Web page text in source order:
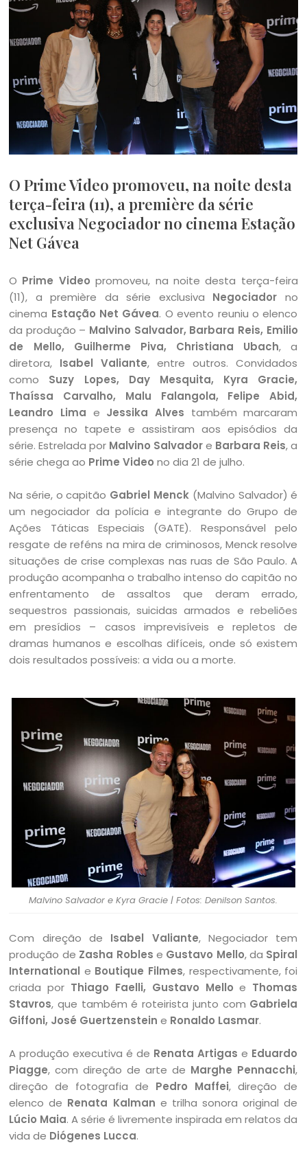
O Prime Video promoveu, na noite desta
terça-feira (11), a première da série
exclusiva Negociador no cinema Estação
Net Gávea
O Prime Video promoveu, na noite desta terça-feira
(11), a première da série exclusiva Negociador no
cinema Estação Net Gávea. O evento reuniu o elenco
da produção – Malvino Salvador, Barbara Reis, Emilio
de Mello, Guilherme Piva, Christiana Ubach, a
diretora, Isabel Valiante, entre outros. Convidados
como Suzy Lopes, Day Mesquita, Kyra Gracie,
Thaíssa Carvalho, Malu Falangola, Felipe Abid,
Leandro Lima e Jessika Alves também marcaram
presença no tapete e assistiram aos episódios da
série. Estrelada por Malvino Salvadore Barbara Reis, a
série chega ao Prime Video no dia 21 de julho.
Na série, o capitão Gabriel Menck (Malvino Salvador) é
um negociador da polícia e integrante do Grupo de
Ações Táticas Especiais (GATE). Responsável pelo
resgate de reféns na mira de criminosos, Menck resolve
situações de crise complexas nas ruas de São Paulo. A
produção acompanha o trabalho intenso do capitão no
enfrentamento de assaltos que deram errado,
sequestros passionais, suicidas armados e rebeliões
em presídios – casos imprevisíveis e repletos de
dramas humanos e escolhas difíceis, onde só existem
dois resultados possíveis: a vida ou a morte.
Malvino Salvador e Kyra Gracie | Fotos: Denilson Santos.
Com direção de Isabel Valiante, Negociador tem
produção de Zasha Robles e Gustavo Mello, da Spiral
International e Boutique Filmes, respectivamente, foi
criada por Thiago Faelli, Gustavo Mello e Thomas
Stavros, que também é roteirista junto com Gabriela
Giffoni, José Guertzenstein e Ronaldo Lasmar.
A produção executiva é de Renata Artigas e Eduardo
Piagge, com direção de arte de Marghe Pennacchi,
direção de fotografia de Pedro Maffei, direção de
elenco de Renata Kalman e trilha sonora original de
Lúcio Maia. A série é livremente inspirada em relatos da
vida de Diógenes Lucca.